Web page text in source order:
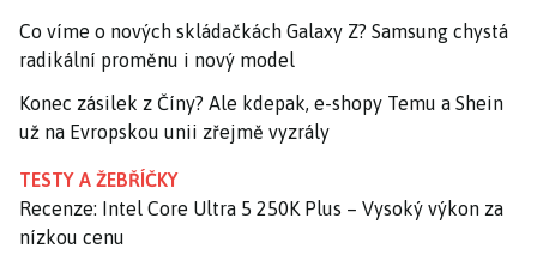
Co víme o nových skládačkách Galaxy Z? Samsung chystá
radikální proměnu i nový model
Konec zásilek z Číny? Ale kdepak, e-shopy Temu a Shein
už na Evropskou unii zřejmě vyzrály
TESTY A ŽEBŘÍČKY
Recenze: Intel Core Ultra 5 250K Plus – Vysoký výkon za
nízkou cenu